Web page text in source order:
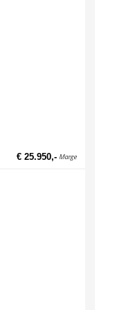
€ 25.950,- Marge